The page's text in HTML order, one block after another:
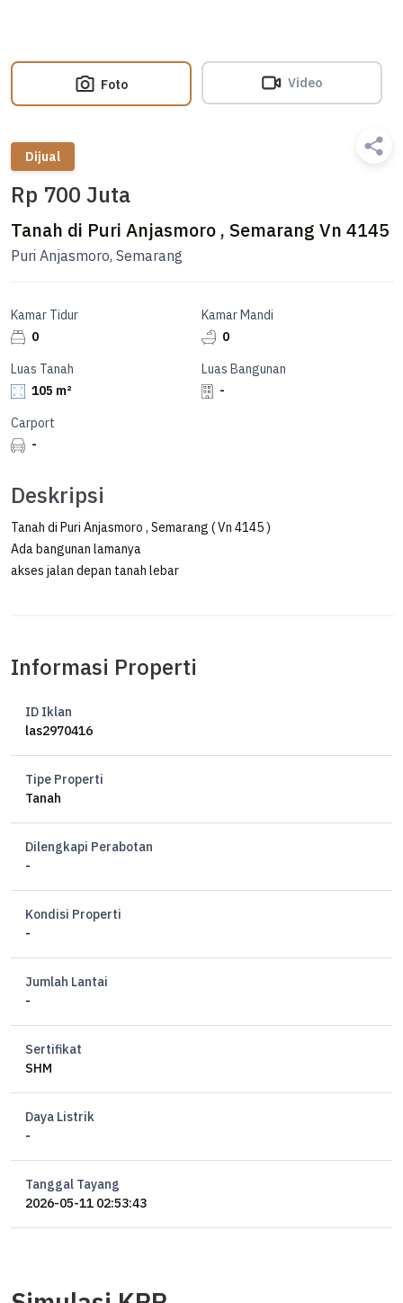
Foto Video
Dijual
Rp 700 Juta
Tanah di Puri Anjasmoro , Semarang Vn 4145
Puri Anjasmoro, Semarang
Kamar Tidur
0
Kamar Mandi
0
Luas Tanah
105 m²
Luas Bangunan
-
Carport
-
Deskripsi
Tanah di Puri Anjasmoro , Semarang ( Vn 4145 )
Ada bangunan lamanya
akses jalan depan tanah lebar
Informasi Properti
ID Iklan
las2970416
Tipe Properti
Tanah
Dilengkapi Perabotan
-
Kondisi Properti
-
Jumlah Lantai
-
Sertifikat
SHM
Daya Listrik
-
Tanggal Tayang
2026-05-11 02:53:43